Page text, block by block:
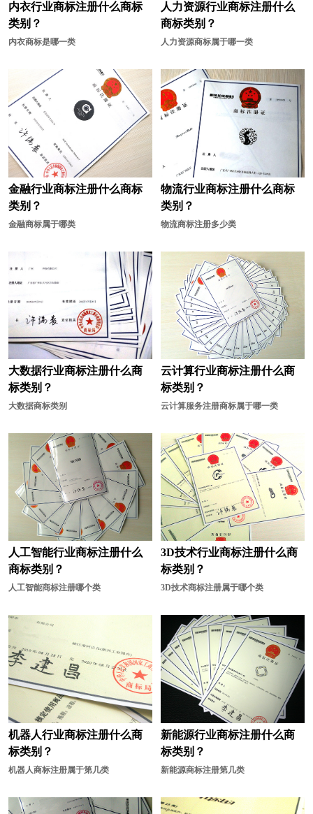
内衣行业商标注册什么商标
类别？
内衣商标是哪一类
人力资源行业商标注册什么
商标类别？
人力资源商标属于哪一类
金融行业商标注册什么商标
类别？
金融商标属于哪类
物流行业商标注册什么商标
类别？
物流商标注册多少类
大数据行业商标注册什么商
标类别？
大数据商标类别
云计算行业商标注册什么商
标类别？
云计算服务注册商标属于哪一类
人工智能行业商标注册什么
商标类别？
人工智能商标注册哪个类
3D技术行业商标注册什么商
标类别？
3D技术商标注册属于哪个类
机器人行业商标注册什么商
标类别？
机器人商标注册属于第几类
新能源行业商标注册什么商
标类别？
新能源商标注册第几类